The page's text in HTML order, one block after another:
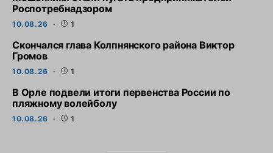
Роспотребнадзором
10.08.26 1
Скончался глава Колпнянского района Виктор
Громов
10.08.26 1
В Орле подвели итоги первенства России по
пляжному волейболу
10.08.26 1